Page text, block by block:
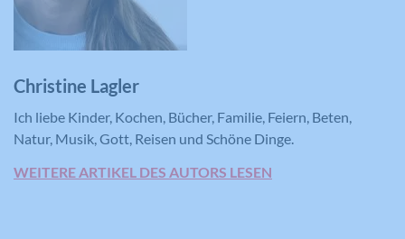
Christine Lagler
Ich liebe Kinder, Kochen, Bücher, Familie, Feiern, Beten,
Natur, Musik, Gott, Reisen und Schöne Dinge.
WEITERE ARTIKEL DES AUTORS LESEN